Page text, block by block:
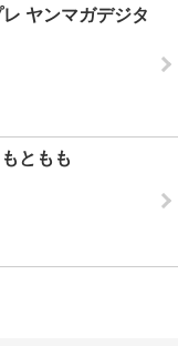
ヤンマガデジタ
ともも